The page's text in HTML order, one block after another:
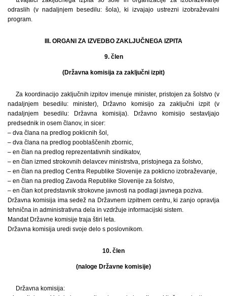
odraslih (v nadaljnjem besedilu: šola), ki izvajajo ustrezni izobraževalni
program.
III. ORGANI ZA IZVEDBO ZAKLJUČNEGA IZPITA
9. člen
(Državna komisija za zaključni izpit)
Za koordinacijo zaključnih izpitov imenuje minister, pristojen za šolstvo (v
nadaljnjem besedilu: minister), Državno komisijo za zaključni izpit (v
nadaljnjem besedilu: Državna komisija). Državno komisijo sestavljajo
predsednik in osem članov, in sicer:
– dva člana na predlog poklicnih šol,
– dva člana na predlog pooblaščenih zbornic,
– en član na predlog reprezentativnih sindikatov,
– en član izmed strokovnih delavcev ministrstva, pristojnega za šolstvo,
– en član na predlog Centra Republike Slovenije za poklicno izobraževanje,
– en član na predlog Zavoda Republike Slovenije za šolstvo,
– en član kot predstavnik strokovne javnosti na podlagi javnega poziva.
Državna komisija ima sedež na Državnem izpitnem centru, ki zanjo opravlja
tehnična in administrativna dela in vzdržuje informacijski sistem.
Mandat Državne komisije traja štiri leta.
Državna komisija uredi svoje delo s poslovnikom.
10. člen
(naloge Državne komisije)
Državna komisija: